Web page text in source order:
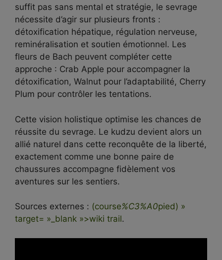
suffit pas sans mental et stratégie, le sevrage
nécessite d’agir sur plusieurs fronts :
détoxification hépatique, régulation nerveuse,
reminéralisation et soutien émotionnel. Les
fleurs de Bach peuvent compléter cette
approche : Crab Apple pour accompagner la
détoxification, Walnut pour l’adaptabilité, Cherry
Plum pour contrôler les tentations.
Cette vision holistique optimise les chances de
réussite du sevrage. Le kudzu devient alors un
allié naturel dans cette reconquête de la liberté,
exactement comme une bonne paire de
chaussures accompagne fidèlement vos
aventures sur les sentiers.
Sources externes : (course%C3%A0pied) »
target= »_blank »>wiki trail.